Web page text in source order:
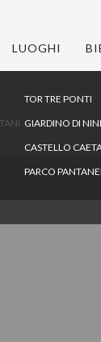
LUOGHI
TOR TRE PONTI
GIARDINO DI
CASTELLO
PARCO